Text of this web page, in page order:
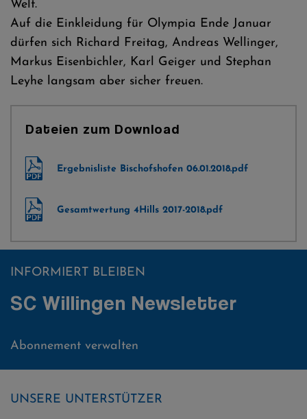
Welt.
Auf die Einkleidung für Olympia Ende Januar
dürfen sich Richard Freitag, Andreas Wellinger,
Markus Eisenbichler, Karl Geiger und Stephan
Leyhe langsam aber sicher freuen.
Dateien zum Download
Ergebnisliste Bischofshofen 06.01.2018.pdf
Gesamtwertung 4Hills 2017-2018.pdf
INFORMIERT BLEIBEN
SC Willingen Newsletter
Abonnement verwalten
UNSERE UNTERSTÜTZER